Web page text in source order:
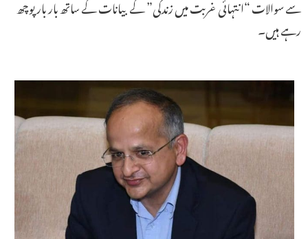
سے سوالات “انتہائی غربت میں زندگی” کے بیانات کے ساتھ بار بار پوچھ
رہے ہیں۔